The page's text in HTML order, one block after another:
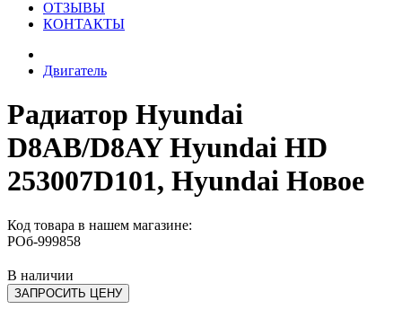
ОТЗЫВЫ
КОНТАКТЫ
Двигатель
Радиатор Hyundai
D8AB/D8AY Hyundai HD
253007D101, Hyundai Новое
Код товара в нашем магазине:
РОб-999858
В наличии
ЗАПРОСИТЬ ЦЕНУ